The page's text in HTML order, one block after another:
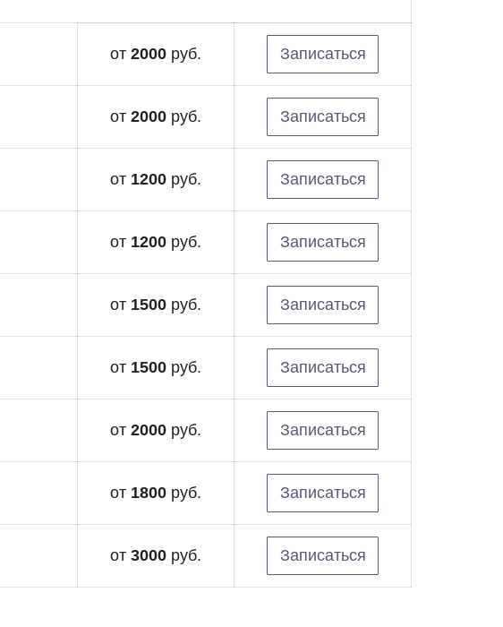
от 2000 руб. Записаться
от 2000 руб. Записаться
от 1200 руб. Записаться
от 1200 руб. Записаться
от 1500 руб. Записаться
от 1500 руб. Записаться
от 2000 руб. Записаться
от 1800 руб. Записаться
от 3000 руб. Записаться